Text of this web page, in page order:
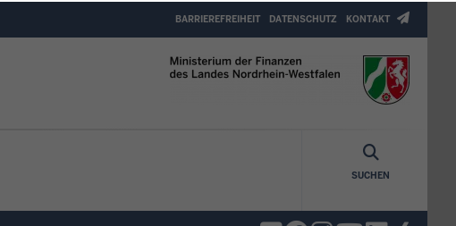
Top
Menu
BARRIEREFREIHEIT DATENSCHUTZ KONTAKT
SUCHEN